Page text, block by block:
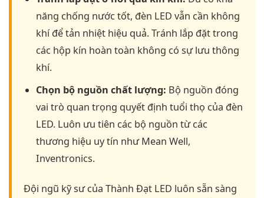
năng chống nước tốt, đèn LED vẫn cần không
khí để tản nhiệt hiệu quả. Tránh lắp đặt trong
các hộp kín hoàn toàn không có sự lưu thông
khí.
Chọn bộ nguồn chất lượng: Bộ nguồn đóng
vai trò quan trọng quyết định tuổi thọ của đèn
LED. Luôn ưu tiên các bộ nguồn từ các
thương hiệu uy tín như Mean Well,
Inventronics.
Đội ngũ kỹ sư của Thành Đạt LED luôn sẵn sàng